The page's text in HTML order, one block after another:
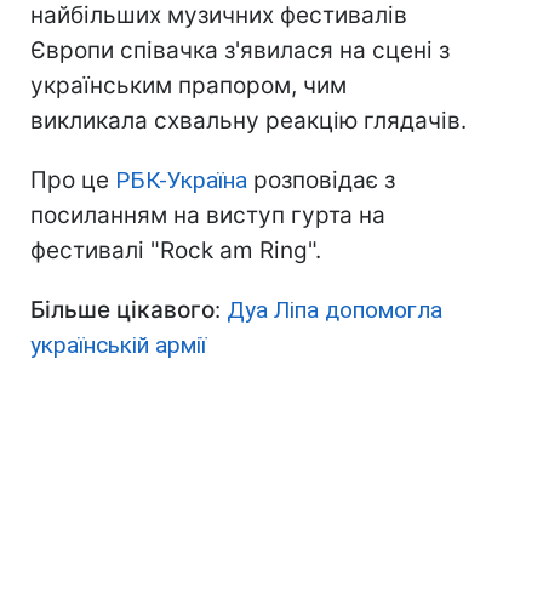
найбільших музичних фестивалів
Європи співачка з'явилася на сцені з
українським прапором, чим
викликала схвальну реакцію глядачів.
Про це РБК-Україна розповідає з
посиланням на виступ гурта на
фестивалі "Rock am Ring".
Більше цікавого: Дуа Ліпа допомогла
українській армії